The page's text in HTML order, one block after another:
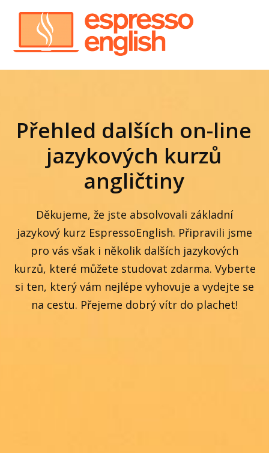
Přehled dalších on-line
jazykových kurzů
angličtiny
Děkujeme, že jste absolvovali základní
jazykový kurz EspressoEnglish. Připravili jsme
pro vás však i několik dalších jazykových
kurzů, které můžete studovat zdarma. Vyberte
si ten, který vám nejlépe vyhovuje a vydejte se
na cestu. Přejeme dobrý vítr do plachet!